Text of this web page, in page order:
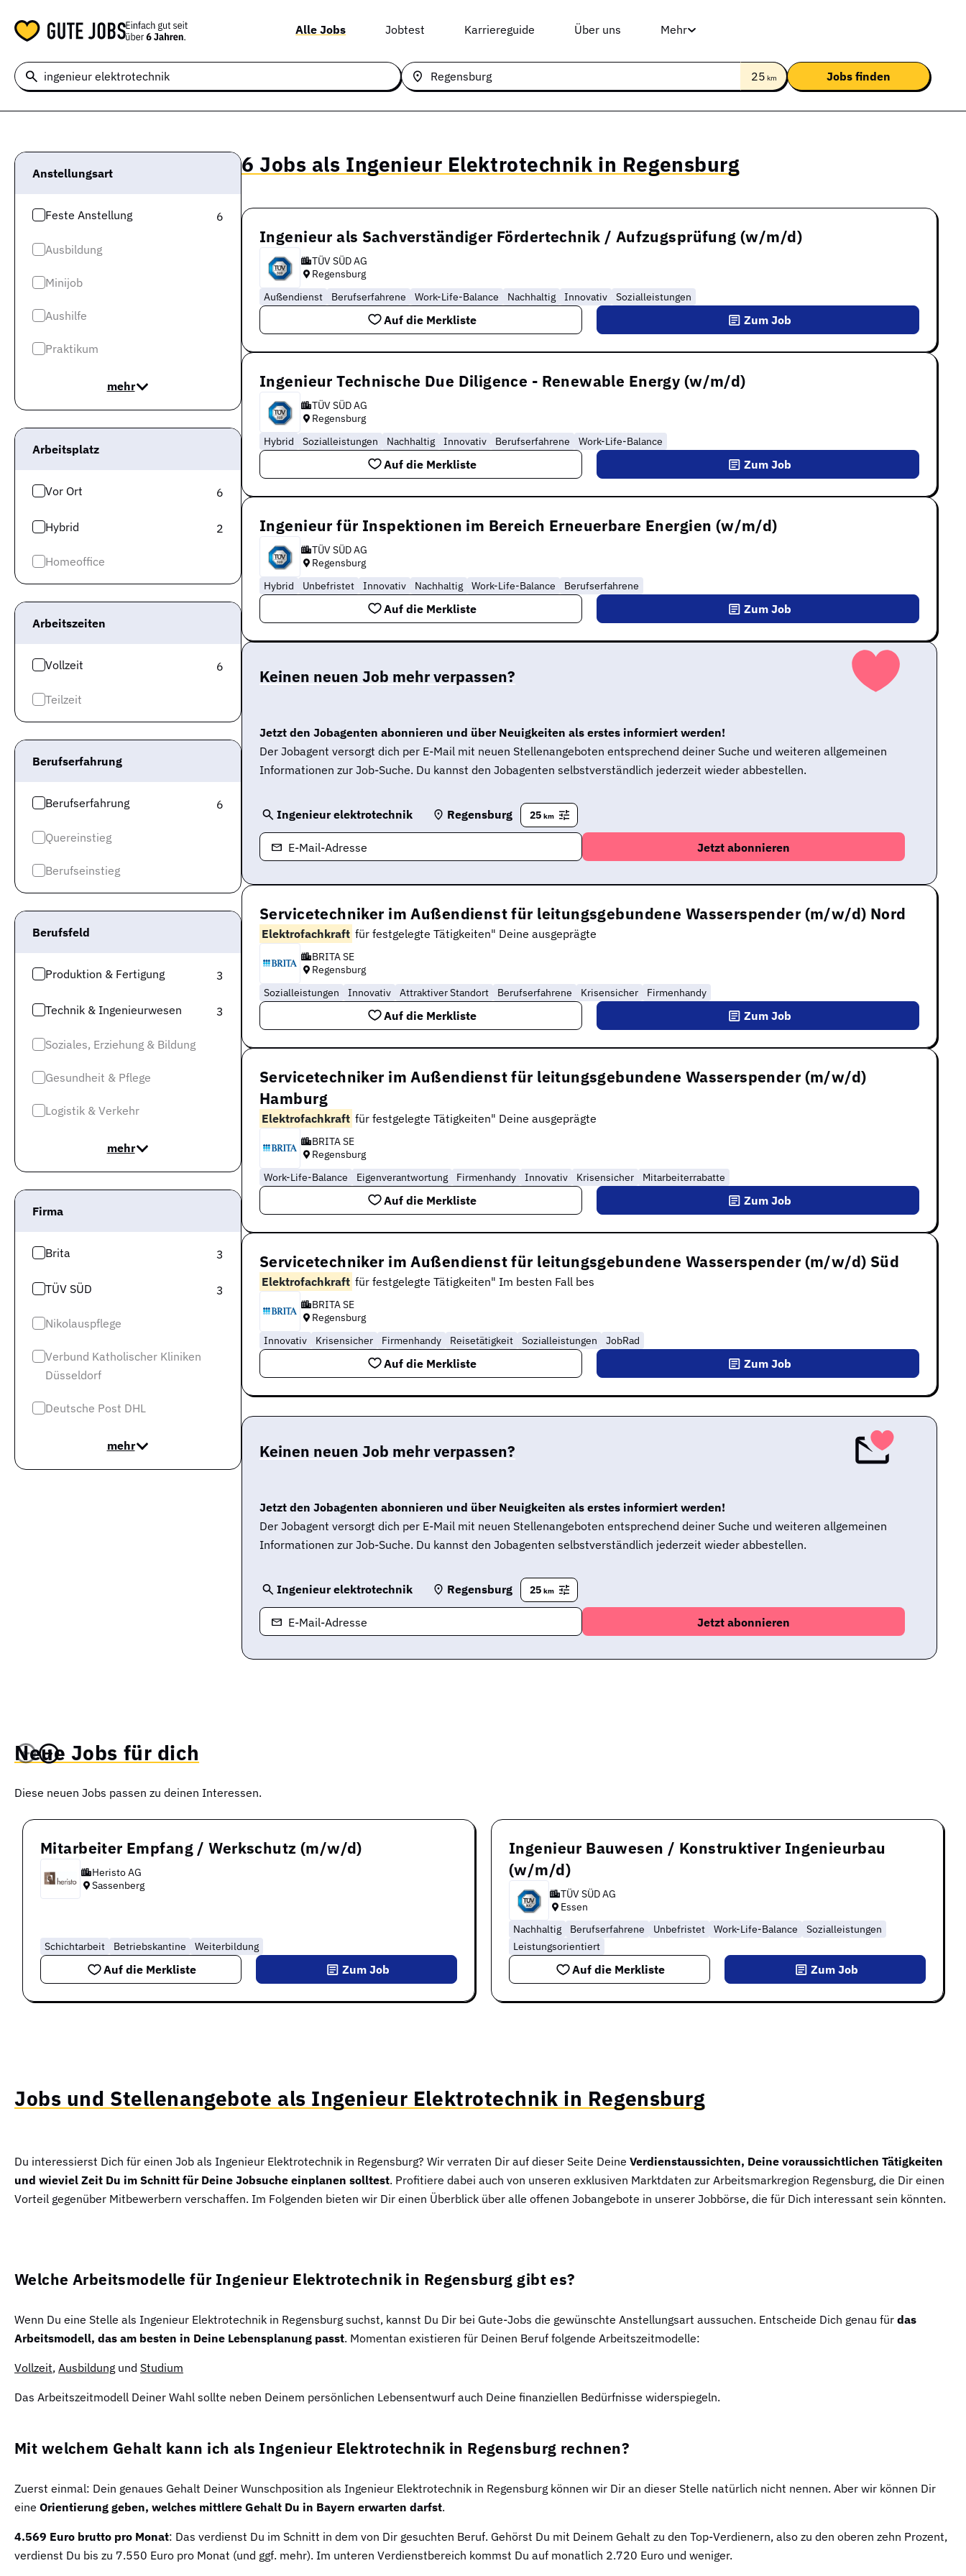
Alle Jobs Jobtest Karriereguide Über uns Mehr
25 km
Anstellungsart
Feste Anstellung 6
Ausbildung
Minijob
Aushilfe
Praktikum
mehr
Arbeitsplatz
Vor Ort 6
Hybrid 2
Homeoffice
Arbeitszeiten
Vollzeit 6
Teilzeit
Berufserfahrung
Berufserfahrung 6
Quereinstieg
Berufseinstieg
Berufsfeld
Produktion & Fertigung 3
Technik & Ingenieurwesen 3
Soziales, Erziehung & Bildung
Gesundheit & Pflege
Logistik & Verkehr
mehr
Firma
Brita 3
TÜV SÜD 3
Nikolauspflege
Verbund Katholischer Kliniken
Düsseldorf
Deutsche Post DHL
mehr
6 Jobs als Ingenieur Elektrotechnik in Regensburg
Ingenieur als Sachverständiger Fördertechnik / Aufzugsprüfung (w/m/d)
TÜV SÜD AG
Regensburg
Außendienst
Berufserfahrene Work-Life-Balance Nachhaltig Innovativ Sozialleistungen
Auf die Merkliste Zum Job
Ingenieur Technische Due Diligence - Renewable Energy (w/m/d)
TÜV SÜD AG
Regensburg
Hybrid
Sozialleistungen Nachhaltig Innovativ Berufserfahrene Work-Life-Balance
Auf die Merkliste Zum Job
Ingenieur für Inspektionen im Bereich Erneuerbare Energien (w/m/d)
TÜV SÜD AG
Regensburg
Hybrid
Unbefristet Innovativ Nachhaltig Work-Life-Balance Berufserfahrene
Auf die Merkliste Zum Job
Keinen neuen Job mehr verpassen?
Jetzt den Jobagenten abonnieren und über Neuigkeiten als erstes informiert werden!
Der Jobagent versorgt dich per E-Mail mit neuen Stellenangeboten entsprechend deiner Suche und weiteren allgemeinen
Informationen zur Job-Suche. Du kannst den Jobagenten selbstverständlich jederzeit wieder abbestellen.
Ingenieur elektrotechnik Regensburg 25 km
E-Mail-Adresse
Servicetechniker im Außendienst für leitungsgebundene Wasserspender (m/w/d) Nord
Elektrofachkraft für festgelegte Tätigkeiten" Deine ausgeprägte
BRITA SE
Regensburg
Sozialleistungen
Innovativ Attraktiver Standort Berufserfahrene Krisensicher Firmenhandy
Auf die Merkliste Zum Job
Servicetechniker im Außendienst für leitungsgebundene Wasserspender (m/w/d)
Hamburg
Elektrofachkraft für festgelegte Tätigkeiten" Deine ausgeprägte
BRITA SE
Regensburg
Work-Life-Balance
Eigenverantwortung Firmenhandy Innovativ Krisensicher Mitarbeiterrabatte
Auf die Merkliste Zum Job
Servicetechniker im Außendienst für leitungsgebundene Wasserspender (m/w/d) Süd
Elektrofachkraft für festgelegte Tätigkeiten" Im besten Fall bes
BRITA SE
Regensburg
Innovativ
Krisensicher Firmenhandy Reisetätigkeit Sozialleistungen JobRad
Auf die Merkliste Zum Job
Keinen neuen Job mehr verpassen?
Jetzt den Jobagenten abonnieren und über Neuigkeiten als erstes informiert werden!
Der Jobagent versorgt dich per E-Mail mit neuen Stellenangeboten entsprechend deiner Suche und weiteren allgemeinen
Informationen zur Job-Suche. Du kannst den Jobagenten selbstverständlich jederzeit wieder abbestellen.
Ingenieur elektrotechnik Regensburg 25 km
E-Mail-Adresse
Neue Jobs für dich
Diese neuen Jobs passen zu deinen Interessen.
Mitarbeiter Empfang / Werkschutz (m/w/d)
Heristo AG
Sassenberg
Schichtarbeit Betriebskantine Weiterbildung
Auf die Merkliste Zum Job
Ingenieur Bauwesen / Konstruktiver Ingenieurbau
(w/m/d)
TÜV SÜD AG
Essen
Nachhaltig
Berufserfahrene Unbefristet Work-Life-Balance
Sozialleistungen
Leistungsorientiert
Auf die Merkliste Zum Job
Jobs und Stellenangebote als Ingenieur Elektrotechnik in Regensburg
Du interessierst Dich für einen Job als Ingenieur Elektrotechnik in Regensburg? Wir verraten Dir auf dieser Seite Deine Verdienstaussichten, Deine voraussichtlichen Tätigkeiten
und wieviel Zeit Du im Schnitt für Deine Jobsuche einplanen solltest. Profitiere dabei auch von unseren exklusiven Marktdaten zur Arbeitsmarkregion Regensburg, die Dir einen
Vorteil gegenüber Mitbewerbern verschaffen. Im Folgenden bieten wir Dir einen Überblick über alle offenen Jobangebote in unserer Jobbörse, die für Dich interessant sein könnten.
Welche Arbeitsmodelle für Ingenieur Elektrotechnik in Regensburg gibt es?
Wenn Du eine Stelle als Ingenieur Elektrotechnik in Regensburg suchst, kannst Du Dir bei Gute-Jobs die gewünschte Anstellungsart aussuchen. Entscheide Dich genau für das
Arbeitsmodell, das am besten in Deine Lebensplanung passt. Momentan existieren für Deinen Beruf folgende Arbeitszeitmodelle:
Vollzeit, Ausbildung und Studium
Das Arbeitszeitmodell Deiner Wahl sollte neben Deinem persönlichen Lebensentwurf auch Deine finanziellen Bedürfnisse widerspiegeln.
Mit welchem Gehalt kann ich als Ingenieur Elektrotechnik in Regensburg rechnen?
Zuerst einmal: Dein genaues Gehalt Deiner Wunschposition als Ingenieur Elektrotechnik in Regensburg können wir Dir an dieser Stelle natürlich nicht nennen. Aber wir können Dir
eine Orientierung geben, welches mittlere Gehalt Du in Bayern erwarten darfst.
4.569 Euro brutto pro Monat: Das verdienst Du im Schnitt in dem von Dir gesuchten Beruf. Gehörst Du mit Deinem Gehalt zu den Top-Verdienern, also zu den oberen zehn Prozent,
verdienst Du bis zu 7.550 Euro pro Monat (und ggf. mehr). Im unteren Verdienstbereich kommst Du auf monatlich 2.720 Euro und weniger.